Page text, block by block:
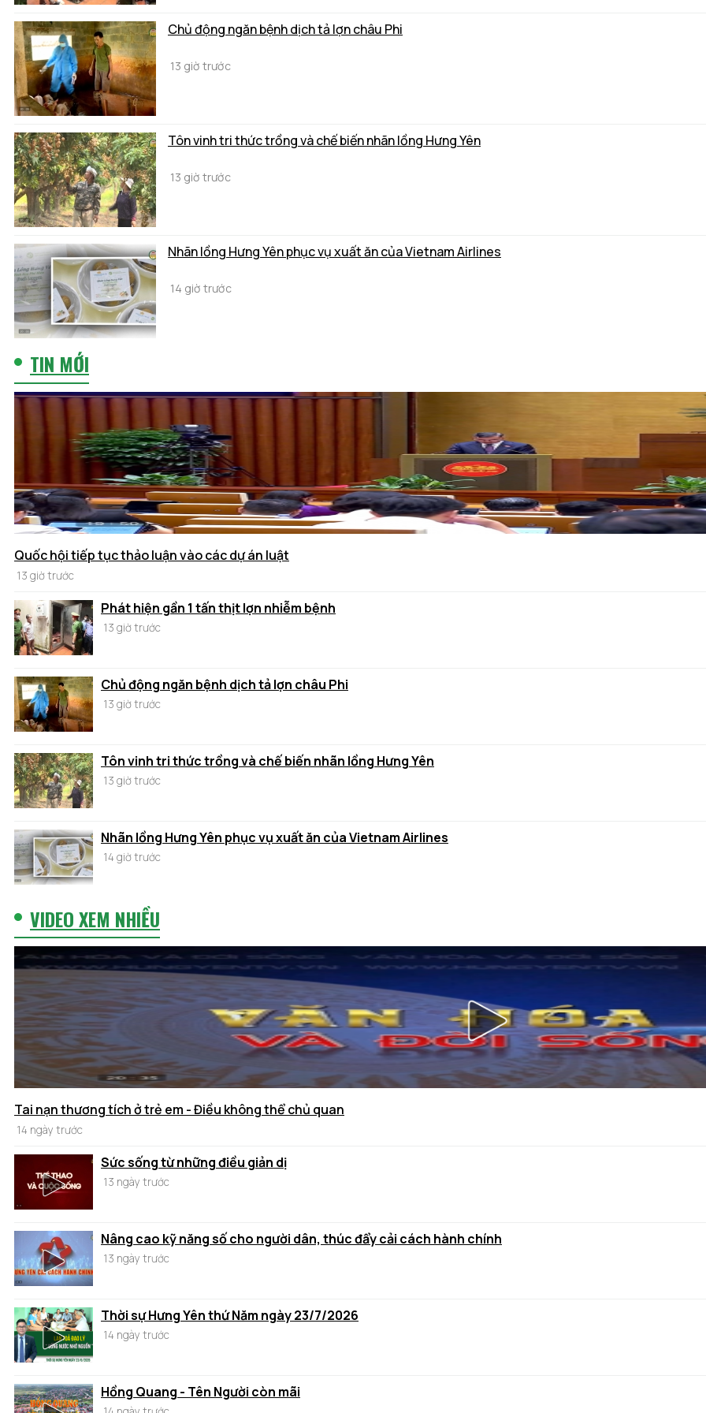
Chủ động ngăn bệnh dịch tả lợn châu Phi
13 giờ trước
Tôn vinh tri thức trồng và chế biến nhãn lồng Hưng Yên
13 giờ trước
Nhãn lồng Hưng Yên phục vụ xuất ăn của Vietnam Airlines
14 giờ trước
TIN MỚI
Quốc hội tiếp tục thảo luận vào các dự án luật
13 giờ trước
Phát hiện gần 1 tấn thịt lợn nhiễm bệnh
13 giờ trước
Chủ động ngăn bệnh dịch tả lợn châu Phi
13 giờ trước
Tôn vinh tri thức trồng và chế biến nhãn lồng Hưng Yên
13 giờ trước
Nhãn lồng Hưng Yên phục vụ xuất ăn của Vietnam Airlines
14 giờ trước
VIDEO XEM NHIỀU
Tai nạn thương tích ở trẻ em - Điều không thể chủ quan
14 ngày trước
Sức sống từ những điều giản dị
13 ngày trước
Nâng cao kỹ năng số cho người dân, thúc đẩy cải cách hành chính
13 ngày trước
Thời sự Hưng Yên thứ Năm ngày 23/7/2026
14 ngày trước
Hồng Quang - Tên Người còn mãi